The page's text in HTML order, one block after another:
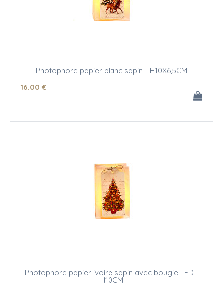
Photophore papier blanc sapin - H10X6,5CM
16.00 €
Photophore papier ivoire sapin avec bougie LED -
H10CM